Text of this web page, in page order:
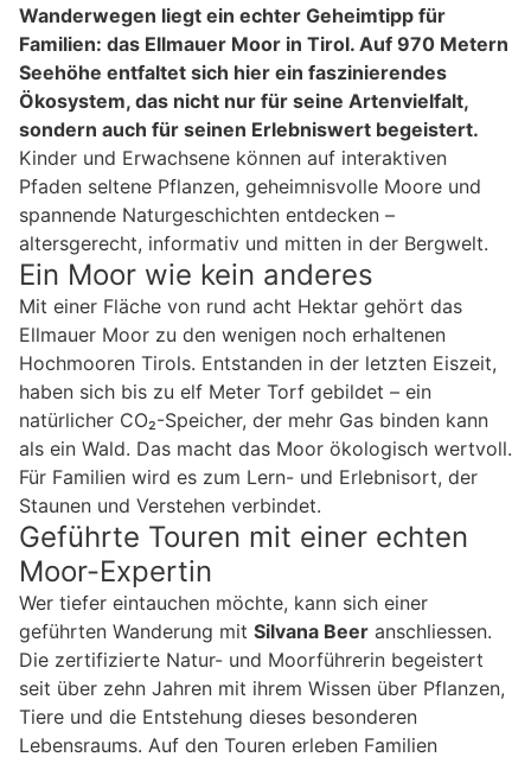
Wanderwegen liegt ein echter Geheimtipp für
Familien: das Ellmauer Moor in Tirol. Auf 970 Metern
Seehöhe entfaltet sich hier ein faszinierendes
Ökosystem, das nicht nur für seine Artenvielfalt,
sondern auch für seinen Erlebniswert begeistert.
Kinder und Erwachsene können auf interaktiven
Pfaden seltene Pflanzen, geheimnisvolle Moore und
spannende Naturgeschichten entdecken –
altersgerecht, informativ und mitten in der Bergwelt.
Ein Moor wie kein anderes
Mit einer Fläche von rund acht Hektar gehört das
Ellmauer Moor zu den wenigen noch erhaltenen
Hochmooren Tirols. Entstanden in der letzten Eiszeit,
haben sich bis zu elf Meter Torf gebildet – ein
natürlicher CO₂-Speicher, der mehr Gas binden kann
als ein Wald. Das macht das Moor ökologisch wertvoll.
Für Familien wird es zum Lern- und Erlebnisort, der
Staunen und Verstehen verbindet.
Geführte Touren mit einer echten
Moor-Expertin
Wer tiefer eintauchen möchte, kann sich einer
geführten Wanderung mit Silvana Beer anschliessen.
Die zertifizierte Natur- und Moorführerin begeistert
seit über zehn Jahren mit ihrem Wissen über Pflanzen,
Tiere und die Entstehung dieses besonderen
Lebensraums. Auf den Touren erleben Familien